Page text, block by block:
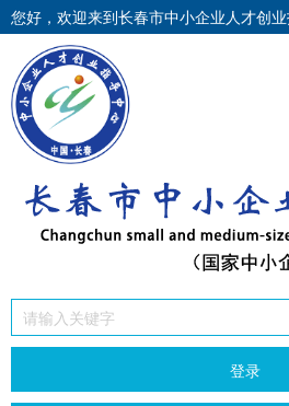
您好，欢迎来到长春市中小企业人才创
登录